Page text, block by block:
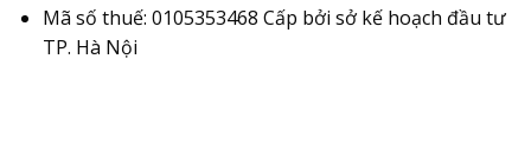
Mã số thuế: 0105353468 Cấp bởi sở kế hoạch đầu tư
TP. Hà Nội